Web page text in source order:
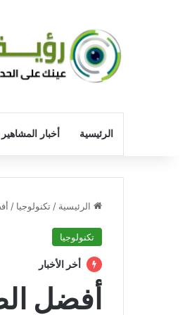
الرئيسية أخبار المشاهير
الرئيسية / تكنولوجيا /
تكنولوجيا
أخر الأخبار
أفضل